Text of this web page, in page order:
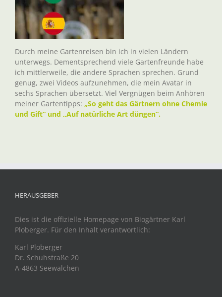
Durch meine Gartenreisen bin ich in vielen Ländern
unterwegs. Dementsprechend viele Gartenfreunde habe
ich mittlerweile, die andere Sprachen sprechen. Grund
genug, zwei Videos aufzunehmen, die mein Avatar in
sechs Sprachen übersetzt. Viel Vergnügen beim Anhören
meiner Gartentipps: „So geht das Gärtnern ohne Chemie
und Gift“ und „Auf natürliche Art düngen“.
HERAUSGEBER
Dies ist die offizielle Homepage von Biogärtner Karl
Ploberger. Für den Inhalt verantwortlich:
Karl Ploberger
Dr. Schuhstraße 20
A-4863 Seewalchen